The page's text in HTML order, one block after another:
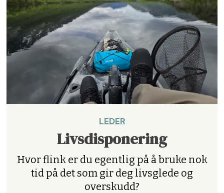
LEDER
Livsdisponering
Hvor flink er du egentlig på å bruke nok
tid på det som gir deg livsglede og
overskudd?